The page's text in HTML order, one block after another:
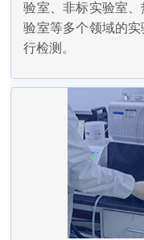
验室、非标实验室
验室等多个领域的
行检测。